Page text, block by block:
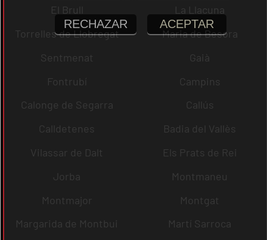
El Brull
La Llacuna
Torrelles de Llobregat
Maria de Besora
Sentmenat
Gaià
Fontrubí
Campins
Calonge de Segarra
Callús
Calldetenes
Badia del Vallès
Vilassar de Dalt
Els Prats de Rei
Jorba
Montmaneu
Montmajor
Montgat
Margarida de Montbui
Martí Sarroca
RECHAZAR ACEPTAR